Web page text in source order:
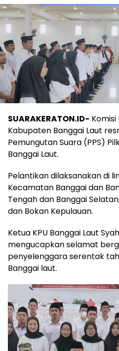
SUARAKERATON.ID-
Kabupaten Banggai Laut
Pemungutan Suara (PPS)
Banggai Laut.
Pelantikan dilaksanakan di
Kecamatan Banggai dan
Tengah dan Banggai
dan Bokan Kepulauan.
Ketua KPU Banggai Laut
mengucapkan selamat
penyelenggara serentak
Banggai laut.